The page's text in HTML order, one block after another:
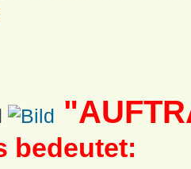
bedeutet: